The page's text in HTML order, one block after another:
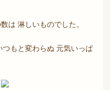
は 淋しいものでした。
もと変わらぬ 元気いっぱ